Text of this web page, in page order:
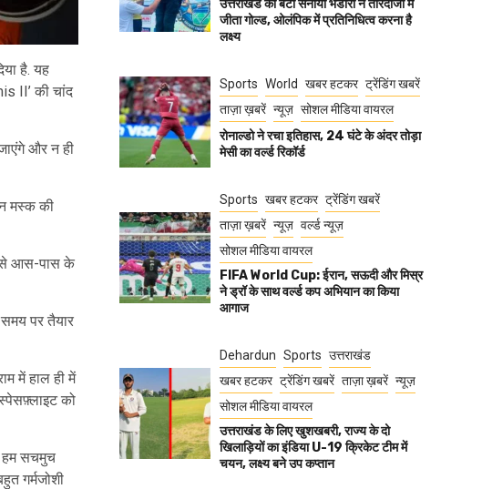
है. यह
II’ की चांद
और न ही
मस्क की
आस-पास के
पर तैयार
में हाल ही में
को
हम सचमुच
गर्मजोशी
उत्तराखंड की बेटी सनाया भंडारी ने तीरंदाजी में
जीता गोल्ड, ओलंपिक में प्रतिनिधित्व करना है
लक्ष्य
Sports World खबर हटकर ट्रेंडिंग खबरें
ताज़ा ख़बरें न्यूज़ सोशल मीडिया वायरल
रोनाल्डो ने रचा इतिहास, 24 घंटे के अंदर तोड़ा
मेसी का वर्ल्ड रिकॉर्ड
Sports खबर हटकर ट्रेंडिंग खबरें
ताज़ा ख़बरें न्यूज़ वर्ल्ड न्यूज़
सोशल मीडिया वायरल
FIFA World Cup: ईरान, सऊदी और मिस्र
ने ड्रॉ के साथ वर्ल्ड कप अभियान का किया
आगाज
Dehardun Sports उत्तराखंड
खबर हटकर ट्रेंडिंग खबरें ताज़ा ख़बरें न्यूज़
सोशल मीडिया वायरल
उत्तराखंड के लिए खुशखबरी, राज्य के दो
खिलाड़ियों का इंडिया U-19 क्रिकेट टीम में
चयन, लक्ष्य बने उप कप्तान